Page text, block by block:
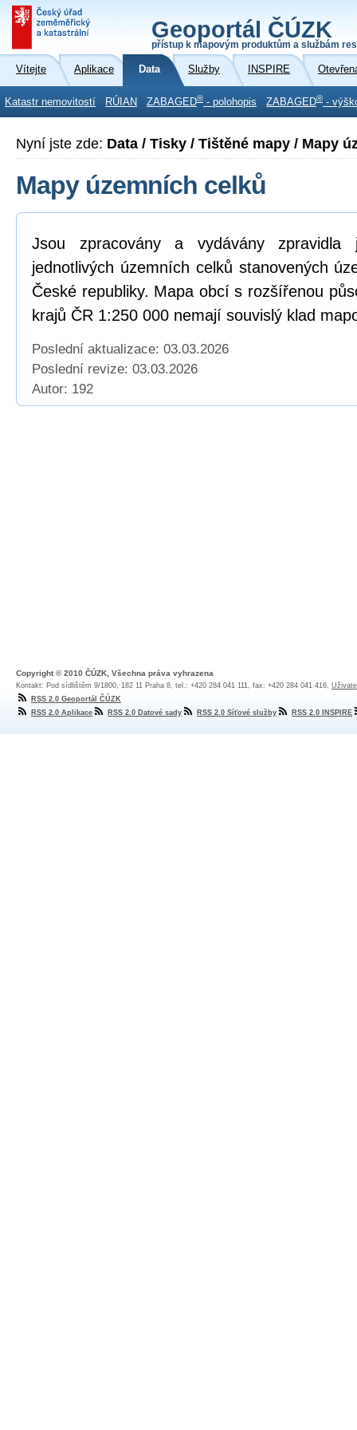
Geoportál ČÚZK
přístup k mapovým produktům a službám
Vítejte Aplikace Data Služby INSPIRE
Katastr nemovitostí RÚIAN ZABAGED® - polohopis ZABAGED® -
Nyní jste zde: Data / Tisky / Tištěné mapy / Mapy
Mapy územních celků
Jsou zpracovány a vydávány zpravidla
jednotlivých územních celků stanovených
České republiky. Mapa obcí s rozšířenou
krajů ČR 1:250 000 nemají souvislý klad
Poslední aktualizace: 03.03.2026
Poslední revize: 03.03.2026
Autor: 192
Copyright © 2010 ČÚZK, Všechna práva vyhrazena
Kontakt: Pod sídlištěm 9/1800, 182 11 Praha 8, tel.: +420 284 041 111, fax: +420 284 041 416,
RSS 2.0 Geoportál ČÚZK
RSS 2.0 Aplikace
RSS 2.0 Datové sady RSS 2.0 Síťové služby RSS 2.0 INSPIRE